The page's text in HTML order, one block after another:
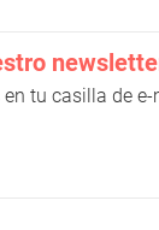
tu casilla de e-